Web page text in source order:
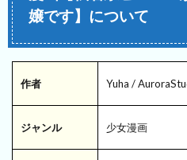
嬢です】について
作者 Yuha /
ジャンル 少女漫画